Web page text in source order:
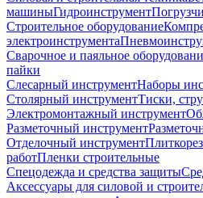
машиныГидроинструмент
Строительное оборудование
электроинструмента
Сварочное и паяльное
пайки
Слесарный инструментНаборы
Столярный инструментТиски,
Электромонтажный инструмент
Разметочный инструмент
Отделочный инструмент
работПленки строительные
Спецодежда и средства защиты
Аксессуары для силовой и